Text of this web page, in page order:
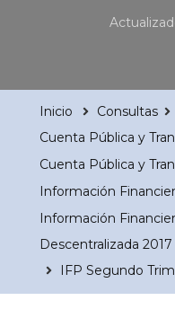
Inicio Consultas
Cuenta Pública y
Cuenta Pública y
Información
Información
Descentralizada 2017
IFP Segundo